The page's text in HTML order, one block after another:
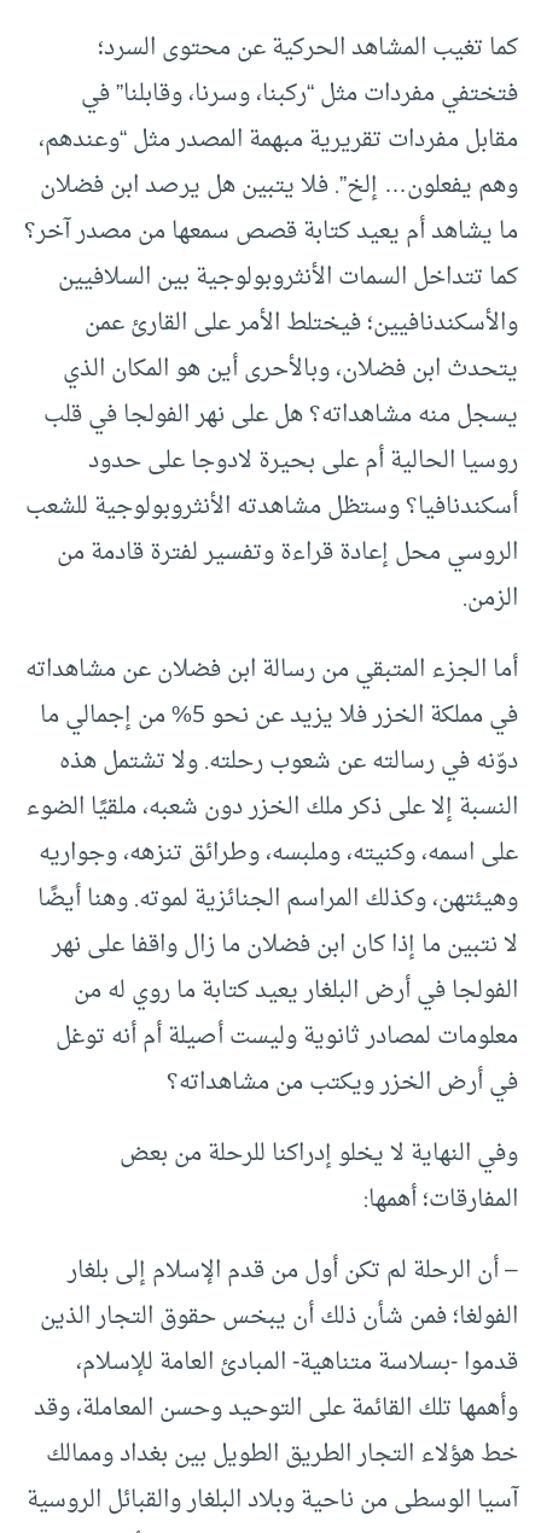
كما تغيب المشاهد الحركية عن محتوى السرد؛
فتختفي مفردات مثل “ركبنا، وسرنا، وقابلنا” في
مقابل مفردات تقريرية مبهمة المصدر مثل “وعندهم،
وهم يفعلون… إلخ”. فلا يتبين هل يرصد ابن فضلان
ما يشاهد أم يعيد كتابة قصص سمعها من مصدر آخر؟
كما تتداخل السمات الأنثروبولوجية بين السلافيين
والأسكندنافيين؛ فيختلط الأمر على القارئ عمن
يتحدث ابن فضلان، وبالأحرى أين هو المكان الذي
يسجل منه مشاهداته؟ هل على نهر الفولجا في قلب
روسيا الحالية أم على بحيرة لادوجا على حدود
أسكندنافيا؟ وستظل مشاهدته الأنثروبولوجية للشعب
الروسي محل إعادة قراءة وتفسير لفترة قادمة من
الزمن.
أما الجزء المتبقي من رسالة ابن فضلان عن مشاهداته
في مملكة الخزر فلا يزيد عن نحو 5% من إجمالي ما
دوّنه في رسالته عن شعوب رحلته. ولا تشتمل هذه
النسبة إلا على ذكر ملك الخزر دون شعبه، ملقيًا الضوء
على اسمه، وكنيته، وملبسه، وطرائق تنزهه، وجواريه
وهيئتهن، وكذلك المراسم الجنائزية لموته. وهنا أيضًا
لا نتبين ما إذا كان ابن فضلان ما زال واقفا على نهر
الفولجا في أرض البلغار يعيد كتابة ما روي له من
معلومات لمصادر ثانوية وليست أصيلة أم أنه توغل
في أرض الخزر ويكتب من مشاهداته؟
وفي النهاية لا يخلو إدراكنا للرحلة من بعض
المفارقات؛ أهمها:
– أن الرحلة لم تكن أول من قدم الإسلام إلى بلغار
الفولغا؛ فمن شأن ذلك أن يبخس حقوق التجار الذين
قدموا -بسلاسة متناهية- المبادئ العامة للإسلام،
وأهمها تلك القائمة على التوحيد وحسن المعاملة، وقد
خط هؤلاء التجار الطريق الطويل بين بغداد وممالك
آسيا الوسطى من ناحية وبلاد البلغار والقبائل الروسية